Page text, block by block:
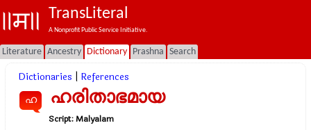
TransLiteral
A Nonprofit Public Service Initiative.
Literature Ancestry Dictionary Prashna Search
Dictionaries References
ഹ ഹരിതാഭമായ
Script:Malyalam